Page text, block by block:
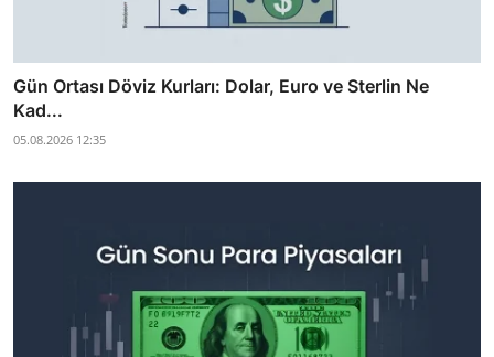
Gün Ortası Döviz Kurları: Dolar, Euro ve Sterlin Ne
Kad...
05.08.2026 12:35